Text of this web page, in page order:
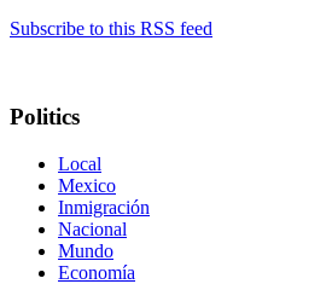
Subscribe to this RSS feed
Politics
Local
Mexico
Inmigración
Nacional
Mundo
Economía